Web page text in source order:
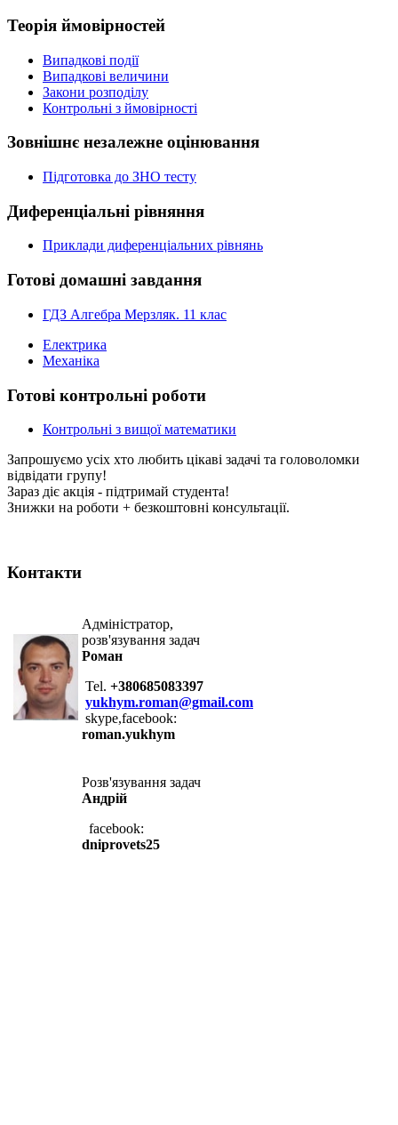
Теорія ймовірностей
Випадкові події
Випадкові величини
Закони розподілу
Контрольні з ймовірності
Зовнішнє незалежне оцінювання
Підготовка до ЗНО тесту
Диференціальні рівняння
Приклади диференціальних рівнянь
Готові домашні завдання
ГДЗ Алгебра Мерзляк. 11 клас
Електрика
Механіка
Готові контрольні роботи
Контрольні з вищої математики
Запрошуємо усіх хто любить цікаві задачі та головоломки
відвідати групу!
Зараз діє акція - підтримай студента!
Знижки на роботи + безкоштовні консультації.
Контакти
Адміністратор,
розв'язування задач
Роман
Tel. +380685083397
yukhym.roman@gmail.com
skype,facebook:
roman.yukhym
Розв'язування задач
Андрій
facebook:
dniprovets25